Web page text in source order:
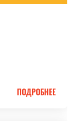
ПОДРОБНЕЕ